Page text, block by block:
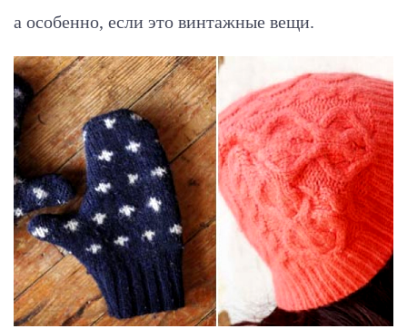
а особенно, если это винтажные вещи.